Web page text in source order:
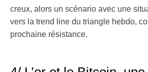
creux, alors un scénario avec une
vers la trend line du triangle hebdo,
prochaine résistance.